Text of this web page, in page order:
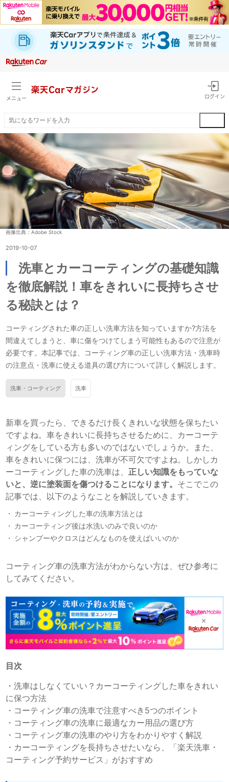
メニュー
楽天Carマガジン
ログイン
画像出典：Adobe Stock
2019-10-07
洗車とカーコーティングの基礎知識
を徹底解説！車をきれいに長持ちさせ
る秘訣とは？
コーティングされた車の正しい洗車方法を知っていますか?方法を
間違えてしまうと、車に傷をつけてしまう可能性もあるので注意が
必要です。本記事では、コーティング車の正しい洗車方法・洗車時
の注意点・洗車に使える道具の選び方について詳しく解説します。
洗車・コーティング 洗車
新車を買ったら、できるだけ長くきれいな状態を保ちたい
ですよね。車をきれいに長持ちさせるために、カーコーテ
ィングをしている方も多いのではないでしょうか。また、
車をきれいに保つには、洗車が不可欠ですよね。しかしカ
ーコーティングした車の洗車は、 正しい知識をもっていな
いと、逆に塗装面を傷つけることになります。 そこでこの
記事では、以下のようなことを解説していきます。
カーコーティングした車の洗車方法とは
カーコーティング後は水洗いのみで良いのか
シャンプーやクロスはどんなものを使えばいいのか
コーティング車の洗車方法がわからない方は、ぜひ参考に
してみてください。
目次
・洗車はしなくていい？カーコーティングした車をきれい
に保つ方法
・ コーティング車の洗車で注意すべき5つのポイント
・ コーティング車の洗車に最適なカー用品の選び方
・ コーティング車の洗車のやり方をわかりやすく解説
・ カーコーティングを長持ちさせたいなら、「楽天洗車・
コーティング予約サービス」がおすすめ